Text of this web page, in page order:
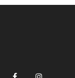
Facebook